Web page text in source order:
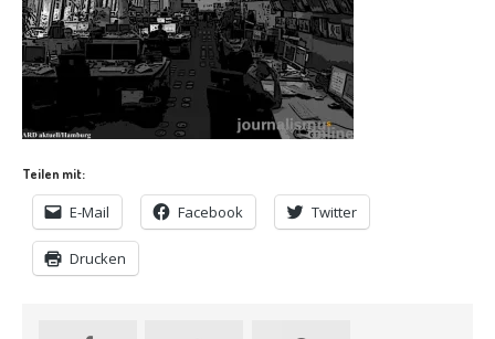
Teilen mit:
E-Mail Facebook Twitter
Drucken